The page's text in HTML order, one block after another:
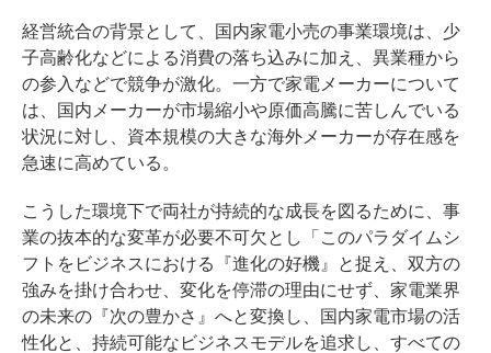
経営統合の背景として、国内家電小売の事業環境は、少
子高齢化などによる消費の落ち込みに加え、異業種から
の参入などで競争が激化。一方で家電メーカーについて
は、国内メーカーが市場縮小や原価高騰に苦しんでいる
状況に対し、資本規模の大きな海外メーカーが存在感を
急速に高めている。
こうした環境下で両社が持続的な成長を図るために、事
業の抜本的な変革が必要不可欠とし「このパラダイムシ
フトをビジネスにおける『進化の好機』と捉え、双方の
強みを掛け合わせ、変化を停滞の理由にせず、家電業界
の未来の『次の豊かさ』へと変換し、国内家電市場の活
性化と、持続可能なビジネスモデルを追求し、すべての